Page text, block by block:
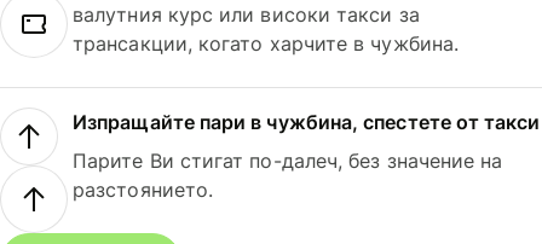
валутния курс или високи такси за
трансакции, когато харчите в чужбина.
Изпращайте пари в чужбина, спестете от такси
Парите Ви стигат по-далеч, без значение на
разстоянието.